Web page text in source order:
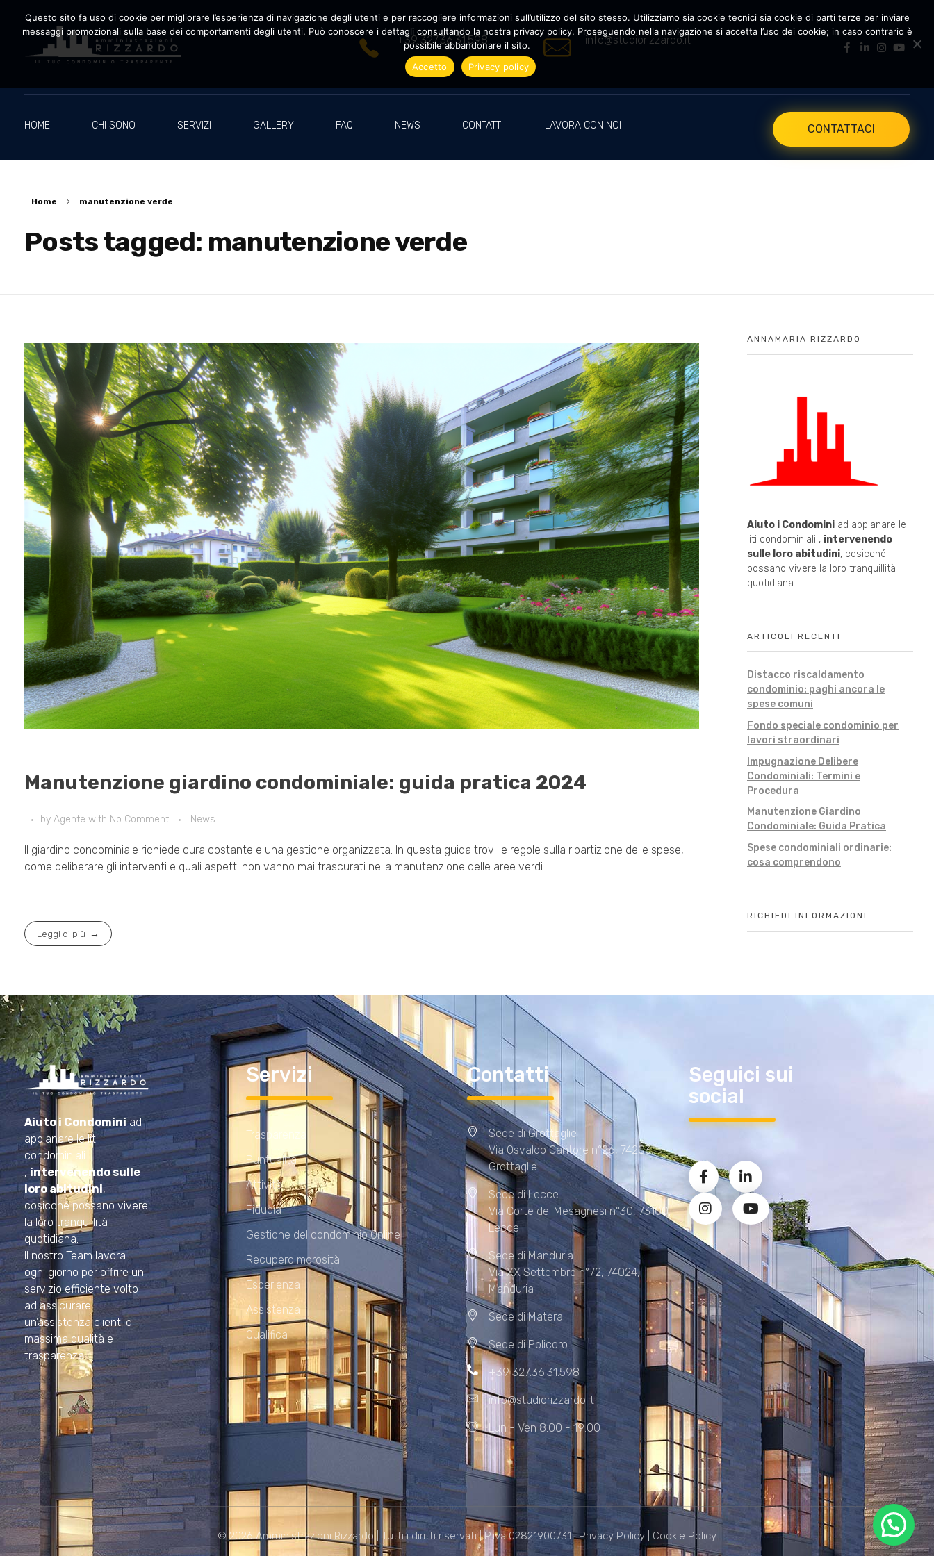
+39 327.36.31.598 info@studiorizzardo.it
HOME CHI SONO SERVIZI GALLERY FAQ NEWS CONTATTI LAVORA CON NOI CONTATTACI
Home manutenzione verde
Posts tagged: manutenzione verde
Manutenzione giardino condominiale: guida pratica 2024
by Agente with No Comment News
Il giardino condominiale richiede cura costante e una gestione organizzata. In questa guida trovi le regole sulla ripartizione delle spese,
come deliberare gli interventi e quali aspetti non vanno mai trascurati nella manutenzione delle aree verdi.
Leggi di più
ANNAMARIA RIZZARDO
Aiuto i Condomini ad appianare le
liti condominiali , intervenendo
sulle loro abitudini, cosicché
possano vivere la loro tranquillità
quotidiana.
ARTICOLI RECENTI
Distacco riscaldamento
condominio: paghi ancora le
spese comuni
Fondo speciale condominio per
lavori straordinari
Impugnazione Delibere
Condominiali: Termini e
Procedura
Manutenzione Giardino
Condominiale: Guida Pratica
Spese condominiali ordinarie:
cosa comprendono
RICHIEDI INFORMAZIONI
Amministrazioni Rizzardo
Il tuo condominio trasparente
Aiuto i Condominiad
appianare le liti
condominiali
, intervenendo sulle
loro abitudini,
cosicché possano vivere
la loro tranquillità
quotidiana.
Il nostro Team lavora
ogni giorno per offrire un
servizio efficiente volto
ad assicurare
un’assistenza clienti di
massima qualità e
trasparenza.
Servizi
Trasparenza
Puntualità
Attività
Fiducia
Gestione del condominio Online
Recupero morosità
Esperienza
Assistenza
Qualifica
Contatti
Sede di Grottaglie
Via Osvaldo Cantore n°26, 74203,
Grottaglie
Sede di Lecce
Via Corte dei Mesagnesi n°30, 73100,
Lecce
Sede di Manduria
Via XX Settembre n°72, 74024,
Manduria
Sede di Matera.
Sede di Policoro.
+39 327.36.31.598
info@studiorizzardo.it
Lun - Ven 8:00 - 19:00
Seguici sui
social
© 2026 Amministrazioni Rizzardo | Tutti i diritti riservati | P.iva 02821900731 |Privacy Policy Cookie Policy
Questo sito fa uso di cookie per migliorare l’esperienza di navigazione degli utenti e per raccogliere informazioni sull’utilizzo del sito stesso. Utilizziamo sia cookie tecnici sia cookie di parti terze per inviare
messaggi promozionali sulla base dei comportamenti degli utenti. Può conoscere i dettagli consultando la nostra privacy policy. Proseguendo nella navigazione si accetta l’uso dei cookie; in caso contrario è
possibile abbandonare il sito.
Accetto
Privacy policy